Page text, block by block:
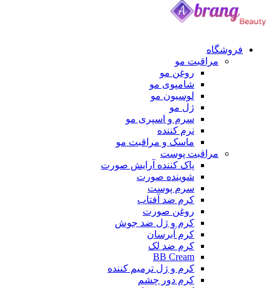
مراقبت مو
روغن مو
شامپوی مو
لوسیون مو
سرم و اسپری مو
نرم کننده
ماسک و مراقبت مو
مراقبت پوست
پاک کننده آرایش صورت
شوینده صورت
سرم پوست
کرم ضد آفتاب
روغن صورت
کرم و ژل ضد جوش
کرم آبرسان
کرم ضد لک
BB Cream
کرم و ژل ترمیم کننده
کرم دور چشم